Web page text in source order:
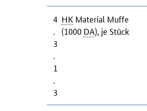
4
.
3
.
1
.
3
HK Material Muffe
(1000 DA), je Stück